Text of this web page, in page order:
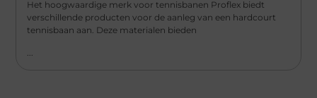
Het hoogwaardige merk voor tennisbanen Proflex biedt
verschillende producten voor de aanleg van een hardcourt
tennisbaan aan. Deze materialen bieden
...